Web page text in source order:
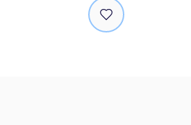
je dat doet? Dat lichten